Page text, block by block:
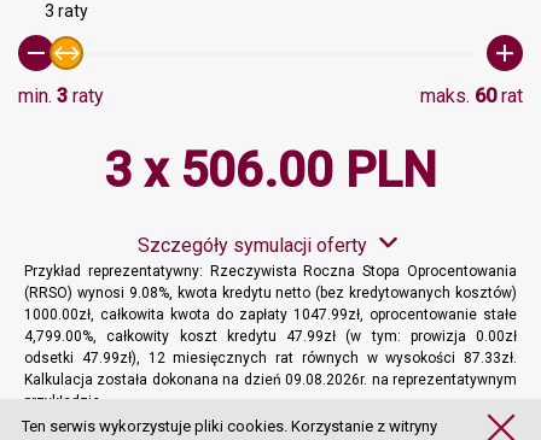
3 raty
min. 3 raty maks. 60rat
3 x 506.00 PLN
Szczegóły symulacji oferty
Przykład reprezentatywny: Rzeczywista Roczna Stopa Oprocentowania
(RRSO) wynosi 9.08%, kwota kredytu netto (bez kredytowanych kosztów)
1000.00zł, całkowita kwota do zapłaty 1047.99zł, oprocentowanie stałe
4,799.00%, całkowity koszt kredytu 47.99zł (w tym: prowizja 0.00zł
odsetki 47.99zł), 12 miesięcznych rat równych w wysokości 87.33zł.
Kalkulacja została dokonana na dzień 09.08.2026r. na reprezentatywnym
przykładzie.
Więcej informacji
Ten serwis wykorzystuje pliki cookies. Korzystanie z witryny